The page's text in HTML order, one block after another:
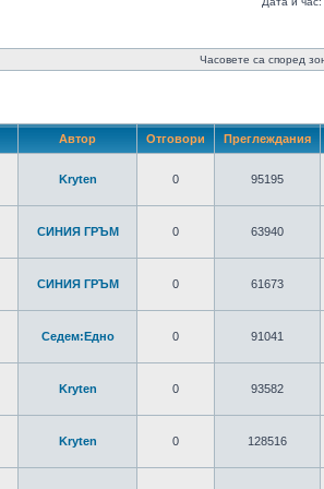
Часовете са според
Автор Отговори Преглеждания
Kryten 0 95195
СИНИЯ ГРЪМ 0 63940
СИНИЯ ГРЪМ 0 61673
Седем:Едно 0 91041
Kryten 0 93582
Kryten 0 128516